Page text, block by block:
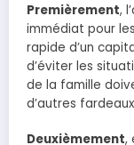
Premièrement,
immédiat pour
rapide d’un
d’éviter les
de la famille
d’autres
Deuxièmement,